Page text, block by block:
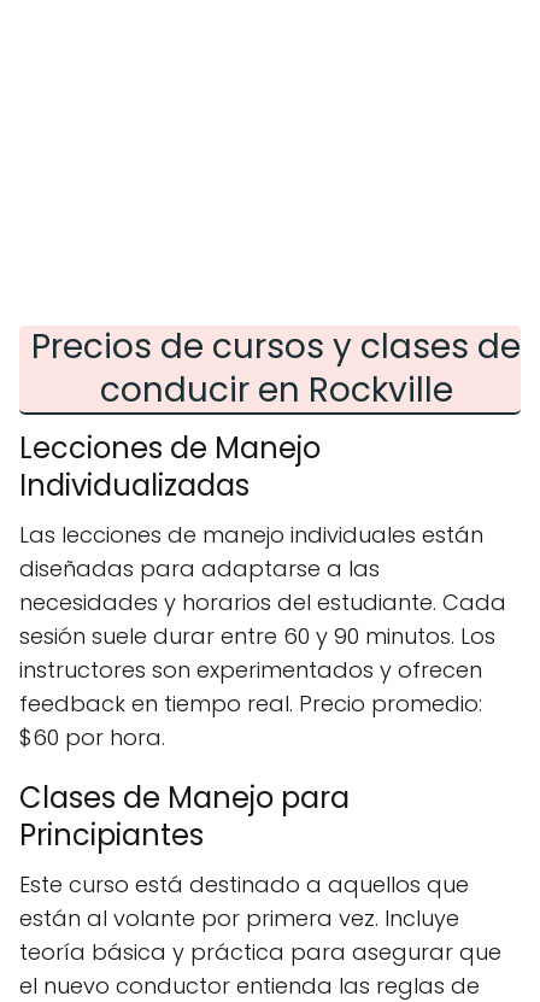
Precios de cursos y clases de
conducir en Rockville
Lecciones de Manejo
Individualizadas
Las lecciones de manejo individuales están
diseñadas para adaptarse a las
necesidades y horarios del estudiante. Cada
sesión suele durar entre 60 y 90 minutos. Los
instructores son experimentados y ofrecen
feedback en tiempo real. Precio promedio:
$60 por hora.
Clases de Manejo para
Principiantes
Este curso está destinado a aquellos que
están al volante por primera vez. Incluye
teoría básica y práctica para asegurar que
el nuevo conductor entienda las reglas de